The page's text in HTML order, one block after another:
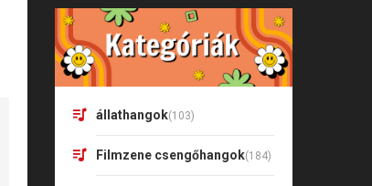
állathangok(103)
Filmzene csengőhangok(184)